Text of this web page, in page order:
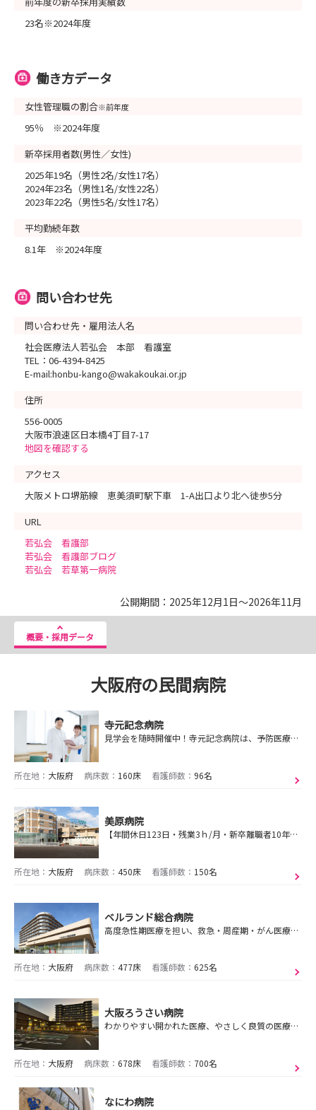
23名※2024年度
働き方データ
女性管理職の割合※前年度
95％ ※2024年度
新卒採用者数(男性／女性)
2025年19名（男性2名/女性17名）
2024年23名（男性1名/女性22名）
2023年22名（男性5名/女性17名）
平均勤続年数
8.1年 ※2024年度
問い合わせ先
問い合わせ先・雇用法人名
社会医療法人若弘会 本部 看護室
TEL：06-4394-8425
E-mail:honbu-kango@wakakoukai.or.jp
住所
556-0005
大阪市浪速区日本橋4丁目7-17
地図を確認する
アクセス
大阪メトロ堺筋線 恵美須町駅下車 1-A出口より北へ徒歩5分
URL
若弘会 看護部
若弘会 看護部ブログ
若弘会 若草第一病院
公開期間：2025年12月1日～2026年11月
概要・採用データ
大阪府の民間病院
寺元記念病院
見学会を随時開催中！寺元記念病院は、予防医療から高度急性期医療、在宅復帰へのリハビリまで幅広い医療に携わっています。
所在地： 大阪府 病床数： 160床 看護師数： 96名
美原病院
【年間休日123日・残業3ｈ/月・新卒離職者10年間0人】優しさを大切にした、あたたかく思いやりのある医療・看護の提供。
所在地： 大阪府 病床数： 450床 看護師数： 150名
ベルランド総合病院
高度急性期医療を担い、救急・周産期・がん医療などの専門医療に注力している、元気と笑顔が溢れる病院です！平成26年に新築し、治療・療養環境もさらに充実しました。
所在地： 大阪府 病床数： 477床 看護師数： 625名
大阪ろうさい病院
わかりやすい開かれた医療、やさしく良質の医療を実践
所在地： 大阪府 病床数： 678床 看護師数： 700名
なにわ病院